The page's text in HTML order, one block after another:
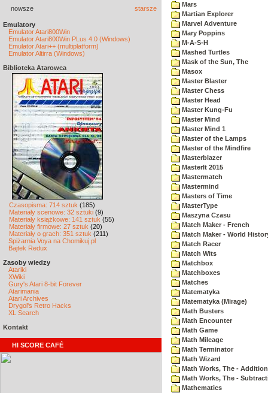
nowsze starsze
Emulatory
Emulator Atari800Win
Emulator Atari800Win PLus 4.0 (Windows)
Emulator Atari++ (multiplatform)
Emulator Altirra (Windows)
Biblioteka Atarowca
Czasopisma: 714 sztuk (185)
Materiały scenowe: 32 sztuki (9)
Materiały książkowe: 141 sztuk (55)
Materiały firmowe: 27 sztuk (20)
Materiały o grach: 351 sztuk (211)
Spiżarnia Voya na Chomikuj.pl
Bajtek Redux
Zasoby wiedzy
Atariki
XWiki
Gury's Atari 8-bit Forever
Atarimania
Atari Archives
Drygol's Retro Hacks
XL Search
Kontakt
HI SCORE CAFÉ
Mars
Martian Explorer
Marvel Adventure
Mary Poppins
M-A-S-H
Mashed Turtles
Mask of the Sun, The
Masox
Master Blaster
Master Chess
Master Head
Master Kung-Fu
Master Mind
Master Mind 1
Master of the Lamps
Master of the Mindfire
Masterblazer
MasterIt 2015
Mastermatch
Mastermind
Masters of Time
MasterType
Maszyna Czasu
Match Maker - French
Match Maker - World
Match Racer
Match Wits
Matchbox
Matchboxes
Matches
Matematyka
Matematyka (Mirage)
Math Busters
Math Encounter
Math Game
Math Mileage
Math Terminator
Math Wizard
Math Works, The - Addition
Math Works, The -
Mathematics